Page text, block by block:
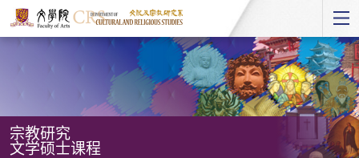
Start
宗教研究
文学硕士课程